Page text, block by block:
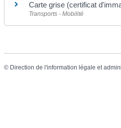
Carte grise (certificat
Transports - Mobilité
© Direction de l'information légale et